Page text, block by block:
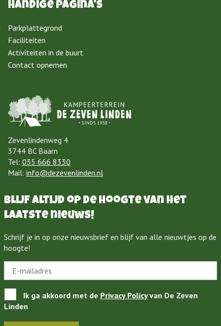
Handige pagina's
Parkplattegrond
Faciliteiten
Activiteiten in de buurt
Contact opnemen
Zevenlindenweg 4
3744 BC Baarn
Tel: 035 666 8330
Mail: info@dezevenlinden.nl
Blijf altijd op de hoogte van het
laatste nieuws!
Schrijf je in op onze nieuwsbrief en blijf van alle nieuwtjes op de
hoogte!
Ik ga akkoord met de Privacy Policyvan De Zeven
Linden